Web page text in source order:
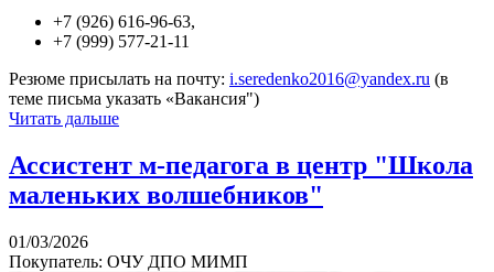
+7 (926) 616-96-63,
+7 (999) 577-21-11
Резюме присылать на почту: i.seredenko2016@yandex.ru (в
теме письма указать «Вакансия")
Читать дальше
Ассистент м-педагога в центр "Школа
маленьких волшебников"
01/03/2026
Покупатель: ОЧУ ДПО МИМП